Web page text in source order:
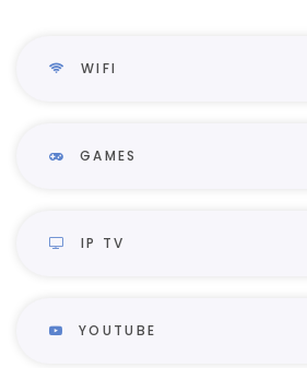
WIFI
GAMES
IP TV
YOUTUBE